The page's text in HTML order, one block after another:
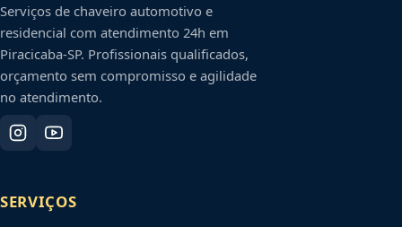
Serviços de chaveiro automotivo e
residencial com atendimento 24h em
Piracicaba-SP. Profissionais qualificados,
orçamento sem compromisso e agilidade
no atendimento.
SERVIÇOS